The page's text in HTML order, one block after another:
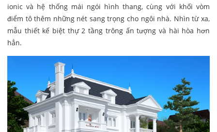
ionic và hệ thống mái ngói hình thang, cùng với khối vòm
điểm tô thêm những nét sang trọng cho ngôi nhà. Nhìn từ xa,
mẫu thiết kế biệt thự 2 tầng trông ấn tượng và hài hòa hơn
hẳn.